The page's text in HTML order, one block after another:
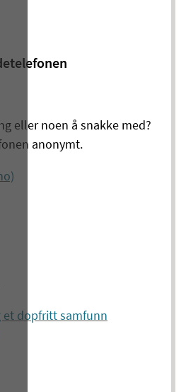
eller noen å snakke med?
anonymt.
et dopfritt samfunn